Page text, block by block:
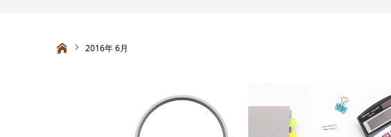
ホーム 2016年 6月